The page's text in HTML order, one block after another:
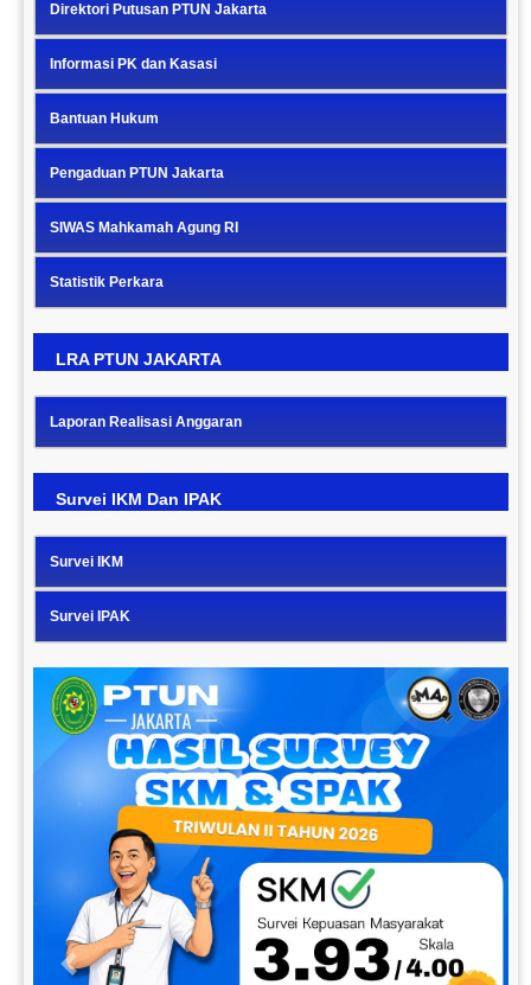
Direktori Putusan PTUN Jakarta
Informasi PK dan Kasasi
Bantuan Hukum
Pengaduan PTUN Jakarta
SIWAS Mahkamah Agung RI
Statistik Perkara
LRA PTUN JAKARTA
Laporan Realisasi Anggaran
Survei IKM Dan IPAK
Survei IKM
Survei IPAK
Previous Next